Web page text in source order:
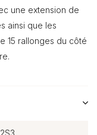
une extension de
ainsi que les
15 rallonges du côté